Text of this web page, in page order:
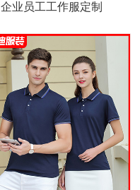
企业员工工作服定制